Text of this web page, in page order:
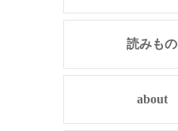
読みもの
about